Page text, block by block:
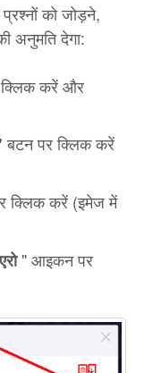
को जोड़ने,
अनुमति देगा:
क्लिक करें और
बटन पर क्लिक करें
क्लिक करें (इमेज में
" आइकन पर